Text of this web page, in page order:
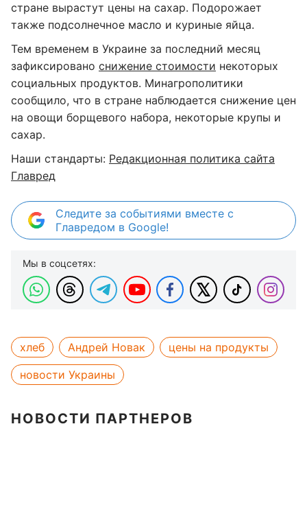
стране вырастут цены на сахар. Подорожает
также подсолнечное масло и куриные яйца.
Тем временем в Украине за последний месяц
зафиксировано снижение стоимости некоторых
социальных продуктов. Минагрополитики
сообщило, что в стране наблюдается снижение цен
на овощи борщевого набора, некоторые крупы и
сахар.
Наши стандарты: Редакционная политика сайта
Главред
Следите за событиями вместе с
Главредом в Google!
Мы в соцсетях:
хлеб Андрей Новак
цены на продукты
новости Украины
НОВОСТИ ПАРТНЕРОВ